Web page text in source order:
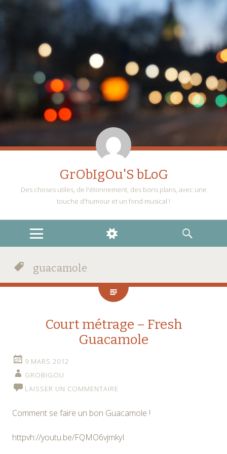
GrObIgOu'S bLoG
Des choses utiles, de l'étonnement, des bons plans, avec une
touche d'humour et un fond musical !
MENU
WIDGETS
RECHERCHE
guacamole
Court métrage – Fresh
Guacamole
9 MARS 2012
GROBIGOU
LAISSER UN COMMENTAIRE
Comment se faire un bon Guacamole !
httpvh://youtu.be/FQMO6vjmkyI